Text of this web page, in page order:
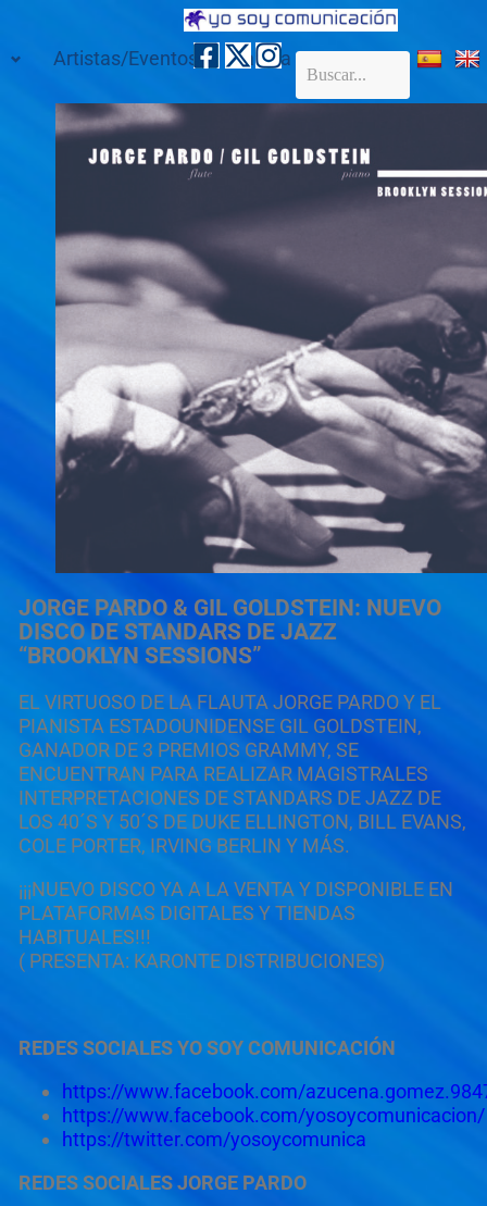
Artistas/Eventos Galería Contacto
JORGE PARDO & GIL GOLDSTEIN: NUEVO
DISCO DE STANDARS DE JAZZ
“BROOKLYN SESSIONS”
EL VIRTUOSO DE LA FLAUTA JORGE PARDO Y EL
PIANISTA ESTADOUNIDENSE GIL GOLDSTEIN,
GANADOR DE 3 PREMIOS GRAMMY, SE
ENCUENTRAN PARA REALIZAR MAGISTRALES
INTERPRETACIONES DE STANDARS DE JAZZ DE
LOS 40´S Y 50´S DE DUKE ELLINGTON, BILL EVANS,
COLE PORTER, IRVING BERLIN Y MÁS.
¡¡¡NUEVO DISCO YA A LA VENTA Y DISPONIBLE EN
PLATAFORMAS DIGITALES Y TIENDAS
HABITUALES!!!
( PRESENTA: KARONTE DISTRIBUCIONES)
REDES SOCIALES YO SOY COMUNICACIÓN
https://www.facebook.com/
https://www.facebook.com/yosoycomunicacion/
https://twitter.com/yosoycomunica
REDES SOCIALES JORGE PARDO